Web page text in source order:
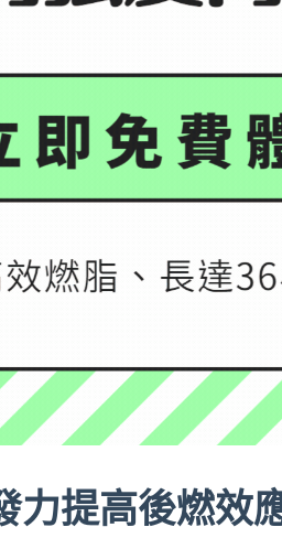
力提高後燃效